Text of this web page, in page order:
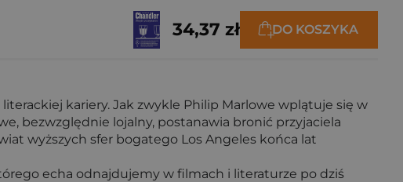
34,37 zł DO KOSZYKA
kariery. Jak zwykle Philip Marlowe wplątuje się w
bezwzględnie lojalny, postanawia bronić przyjaciela
wyższych sfer bogatego Los Angeles końca lat
echa odnajdujemy w filmach i literaturze po dziś